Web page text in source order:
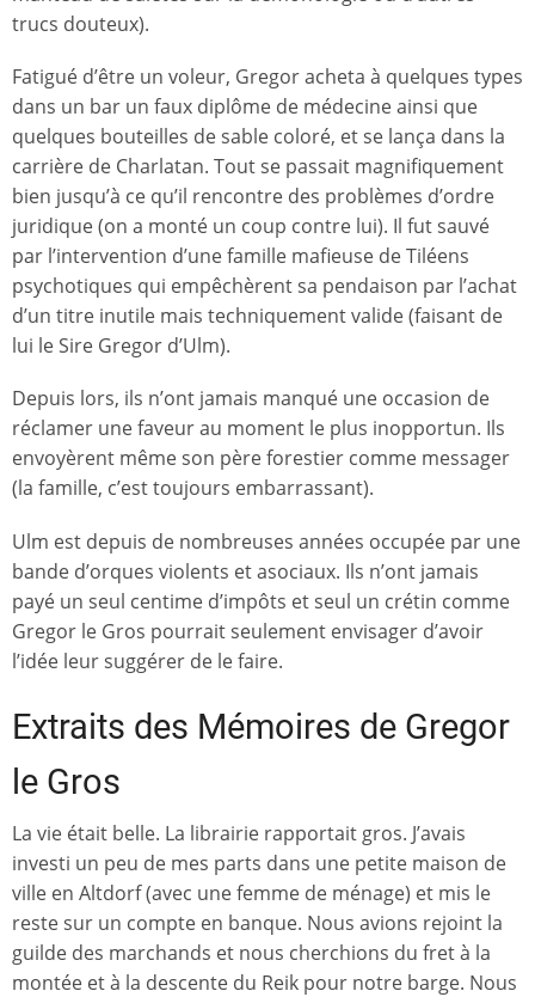
trucs douteux).
Fatigué d’être un voleur, Gregor acheta à quelques types
dans un bar un faux diplôme de médecine ainsi que
quelques bouteilles de sable coloré, et se lança dans la
carrière de Charlatan. Tout se passait magnifiquement
bien jusqu’à ce qu’il rencontre des problèmes d’ordre
juridique (on a monté un coup contre lui). Il fut sauvé
par l’intervention d’une famille mafieuse de Tiléens
psychotiques qui empêchèrent sa pendaison par l’achat
d’un titre inutile mais techniquement valide (faisant de
lui le Sire Gregor d’Ulm).
Depuis lors, ils n’ont jamais manqué une occasion de
réclamer une faveur au moment le plus inopportun. Ils
envoyèrent même son père forestier comme messager
(la famille, c’est toujours embarrassant).
Ulm est depuis de nombreuses années occupée par une
bande d’orques violents et asociaux. Ils n’ont jamais
payé un seul centime d’impôts et seul un crétin comme
Gregor le Gros pourrait seulement envisager d’avoir
l’idée leur suggérer de le faire.
Extraits des Mémoires de Gregor
le Gros
La vie était belle. La librairie rapportait gros. J’avais
investi un peu de mes parts dans une petite maison de
ville en Altdorf (avec une femme de ménage) et mis le
reste sur un compte en banque. Nous avions rejoint la
guilde des marchands et nous cherchions du fret à la
montée et à la descente du Reik pour notre barge. Nous